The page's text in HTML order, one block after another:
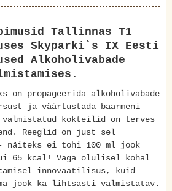
Tallinnas T1
Skyparki`s IX Eesti
Alkoholivabade
on propageerida alkoholivabade
ja väärtustada baarmeni
kokteilid on terves
Reeglid on just sel
näiteks ei tohi 100 ml jook
65 kcal! Väga olulisel kohal
innovaatilisus, kuid
jook ka lihtsasti valmistatav.